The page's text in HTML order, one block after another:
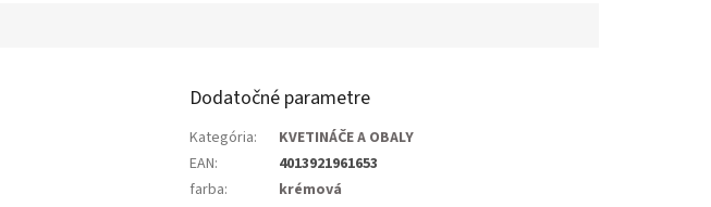
Dodatočné parametre
Kategória:
KVETINÁČE A OBALY
EAN:
4013921961653
farba: krémová